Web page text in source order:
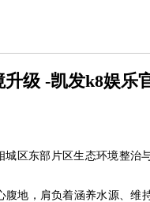
级 -凯发k8娱乐
区东部片区生态环境整治
地，肩负着涵养水源、维